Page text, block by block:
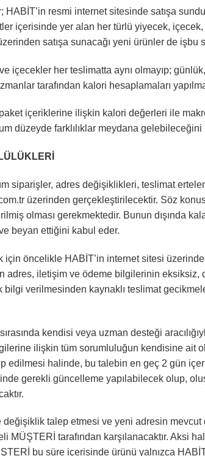
HABİT’in resmi internet sitesinde satışa
içerisinde yer alan her türlü yiyecek,
satışa sunacağı yeni ürünler de işbu
içecekler her teslimatta aynı olmayıp;
tarafından kalori hesaplamaları
içeriklerine ilişkin kalori değerleri ile
düzeyde farklılıklar meydana
siparişler, adres değişiklikleri, teslimat
üzerinden gerçekleştirilecektir. Söz
olması gerekmektedir. Bunun dışında
beyan ettiğini kabul eder.
öncelikle HABİT’in internet sitesi
adres, iletişim ve ödeme bilgilerinin eksiksiz,
bilgi verilmesinden kaynaklı teslimat
kendisi veya uzman desteği
ilişkin tüm sorumluluğun kendisine ait
edilmesi halinde, bu talebin en geç 2 gün
gerekli güncelleme yapılabilecek olup,
talep etmesi ve yeni adresin mevcut
MÜŞTERİ tarafından karşılanacaktır. Aksi
bu süre içerisinde ürünü yalnızca